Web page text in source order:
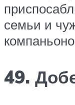
семьи и
49.